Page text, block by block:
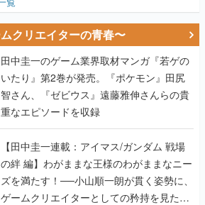
田中圭一のゲーム業界取材マンガ『若ゲの
いたり』第2巻が発売。『ポケモン』田尻
智さん、『ゼビウス』遠藤雅伸さんらの貴
重なエピソードを収録
【田中圭一連載：アイマス/ガンダム 戦場
の絆 編】わがままな王様のわがままなニー
ズを満たす！──小山順一朗が貫く姿勢に、
ゲームクリエイターとしての矜持を見た
【若ゲのいたり最終回】
【田中圭一連載：バーチャファイター編】
「新しい3D表現のために、軍事技術を採り